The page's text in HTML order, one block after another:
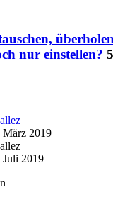
nur einstellen?
März 2019
Juli 2019